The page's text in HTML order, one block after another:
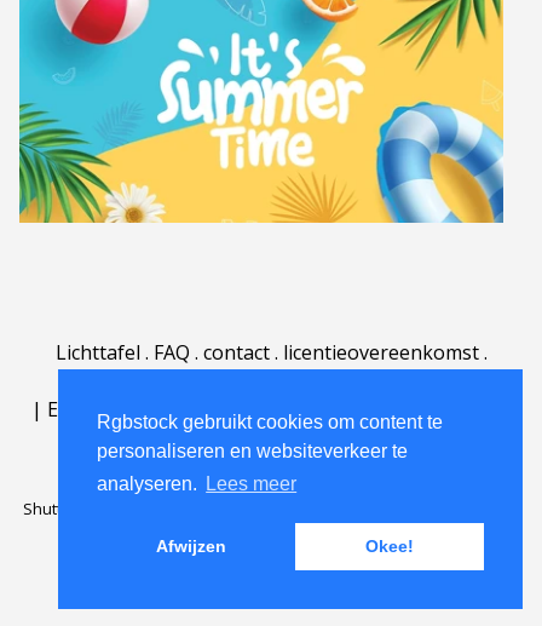
Rgbstock gebruikt cookies om content te
personaliseren en websiteverkeer te
analyseren.
Lees meer
Afwijzen Okee!
Lichttafel . FAQ . contact. licentieovereenkomst.
| English | Deutsch Español | Português
Nederlands|
Shutterstock official partner of Rgbstock
Rgbstock